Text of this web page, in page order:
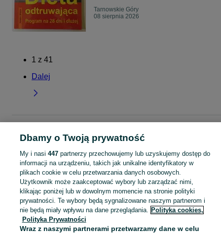
Tarnowskie Góry
08 sierpnia 2026
1 z 41
Dalej
albumy - Śląskie
Poradniki i albumy - Tarnowskie Góry
KATEGORIA
Zobacz
Mapa kategorii
Mapa miejscowości
Dbamy o Twoją prywatność
My i nasi 447partnerzy przechowujemy lub uzyskujemy dostęp do
informacji na urządzeniu, takich jak unikalne identyfikatory w
plikach cookie w celu przetwarzania danych osobowych.
Użytkownik może zaakceptować wybory lub zarządzać nimi,
klikając poniżej lub w dowolnym momencie na stronie polityki
prywatności. Te wybory będą sygnalizowane naszym partnerom i
nie będą miały wpływu na dane przeglądania. Polityka cookies,
Polityka Prywatności
Wraz z naszymi partnerami przetwarzamy dane w celu